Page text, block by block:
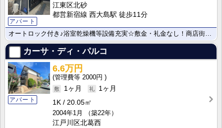
アパート
江東区北砂
都営新宿線 西大島駅 徒歩11分
オートロック付き♪浴室乾燥機等設備充実☆敷金・礼金なし！商店街・大型ショッピングセンターが近くてお買･･･
カーサ・ディ・パルコ
アパート
6.6万円
2000円
1ヶ月
1ヶ月
1K
20.05㎡
2004年1月
（築22年）
江戸川区北葛西